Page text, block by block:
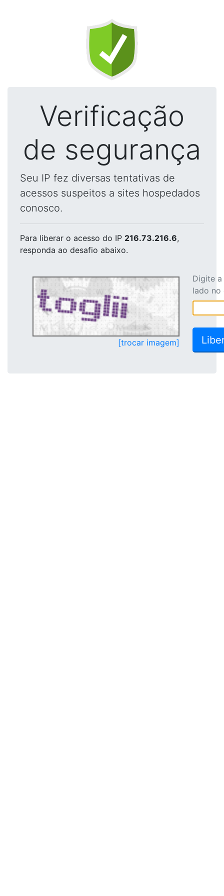
Verificação
de segurança
Seu IP fez diversas tentativas de
acessos suspeitos a sites hospedados
conosco.
Para liberar o acesso do IP 216.73.216.6,
responda ao desafio abaixo.
[trocar imagem]
Digite
lado no